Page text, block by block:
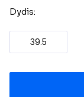
Dydis:
39.5